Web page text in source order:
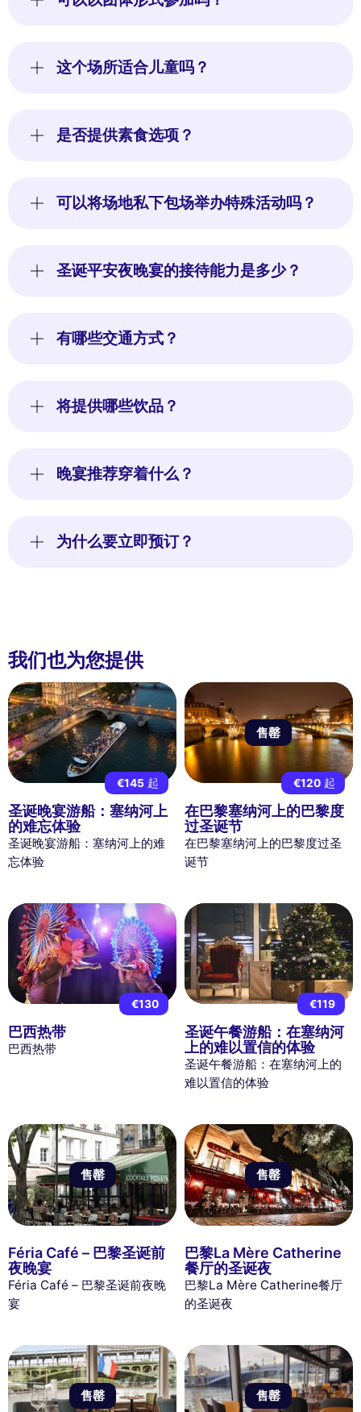
这个场所适合儿童吗？
是否提供素食选项？
可以将场地私下包场举办特殊活动吗？
圣诞平安夜晚宴的接待能力是多少？
有哪些交通方式？
将提供哪些饮品？
晚宴推荐穿着什么？
为什么要立即预订？
我们也为您提供
€145 起
圣诞晚宴游船：塞纳河上
的难忘体验
圣诞晚宴游船：塞纳河上的难
忘体验
售罄
€120起
在巴黎塞纳河上的巴黎度
过圣诞节
在巴黎塞纳河上的巴黎度过圣
诞节
€130
巴西热带
巴西热带
€119
圣诞午餐游船：在塞纳河
上的难以置信的体验
圣诞午餐游船：在塞纳河上的
难以置信的体验
售罄
Féria Café – 巴黎圣诞前
夜晚宴
Féria Café – 巴黎圣诞前夜晚
宴
售罄
巴黎La Mère Catherine
餐厅的圣诞夜
巴黎La Mère Catherine餐厅
的圣诞夜
售罄 售罄